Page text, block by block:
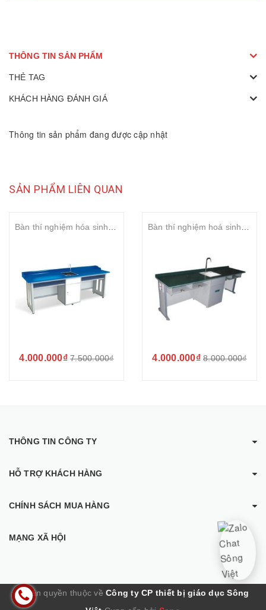
THÔNG TIN SẢN PHẨM
THẺ TAG
KHÁCH HÀNG ĐÁNH GIÁ
Thông tin sản phẩm đang được cập nhật
SẢN PHẨM LIÊN QUAN
4.000.000₫ 7.500.000₫ 4.000.000₫ 8.000.000₫
THÔNG TIN CÔNG TY
HỖ TRỢ KHÁCH HÀNG
CHÍNH SÁCH MUA HÀNG
MẠNG XÃ HỘI
© Bản quyền thuộc về Công ty CP thiết bị giáo dục Sông